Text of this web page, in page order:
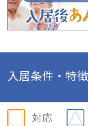
入居条件・特徴
対応